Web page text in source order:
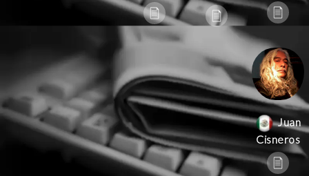
Juan
Cisneros